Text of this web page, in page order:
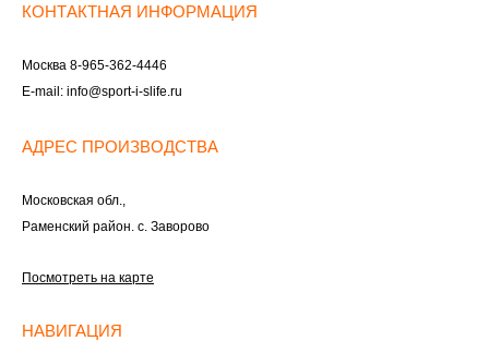
КОНТАКТНАЯ ИНФОРМАЦИЯ
Москва 8-965-362-4446
E-mail: info@sport-i-slife.ru
АДРЕС ПРОИЗВОДСТВА
Московская обл.,
Раменский район. с. Заворово
Посмотреть на карте
НАВИГАЦИЯ